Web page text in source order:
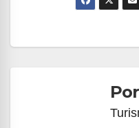
entradasPor